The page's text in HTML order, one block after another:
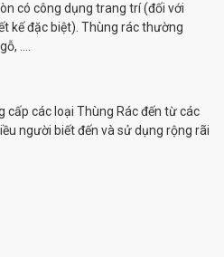
có công dụng trang trí (đối với
kế đặc biệt). Thùng rác thường
….
cấp các loại Thùng Rác đến từ các
người biết đến và sử dụng rộng rãi